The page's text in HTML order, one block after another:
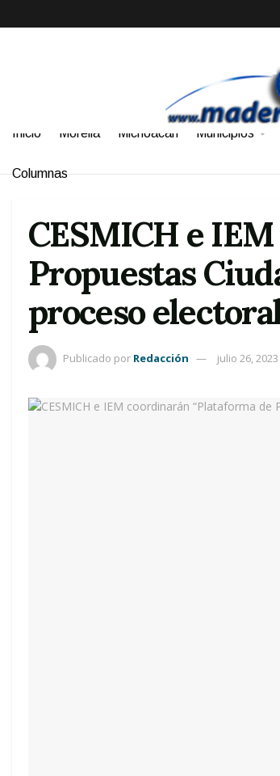
Inicio Morelia Michoacán Municipios
Columnas
CESMICH e
Propuestas
proceso
Publicado por Redacción julio 26, 2023